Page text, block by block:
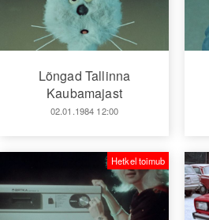
Lõngad Tallinna
Kaubamajast
02.01.1984 12:00
Hetkel toimub